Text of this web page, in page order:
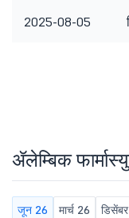
2025-08-05
ॲलेम्बिक
जून 26 मार्च 26